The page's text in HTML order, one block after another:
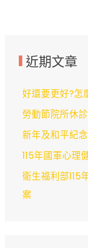
近期文章
好還要更好?怎
勞動節院所休
新年及和平紀
115年國軍心理
衛生福利部115
案